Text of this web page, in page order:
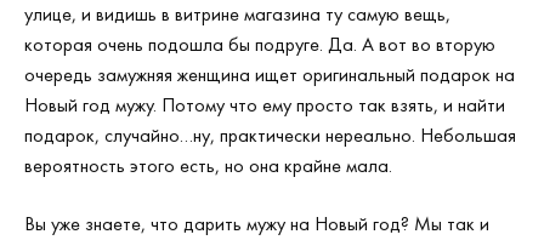
улице, и видишь в витрине магазина ту самую вещь,
которая очень подошла бы подруге. Да. А вот во вторую
очередь замужняя женщина ищет оригинальный подарок на
Новый год мужу. Потому что ему просто так взять, и найти
подарок, случайно…ну, практически нереально. Небольшая
вероятность этого есть, но она крайне мала.
Вы уже знаете, что дарить мужу на Новый год? Мы так и